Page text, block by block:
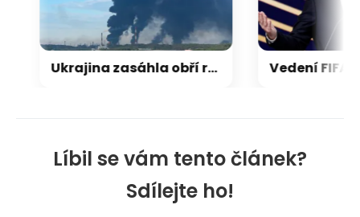
Líbil se vám tento článek?
Sdílejte ho!
Ukrajina zasáhla obří rafinerii, Rusko cílilo na nádraží či autobus